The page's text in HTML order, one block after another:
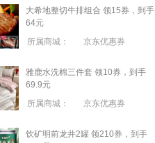
大希地整切牛排组合 领15券，到手
64元
所属商城：
京东优惠券
雅鹿水洗棉三件套 领10券，到手
69.9元
所属商城：
京东优惠券
饮矿明前龙井2罐 领210券，到手